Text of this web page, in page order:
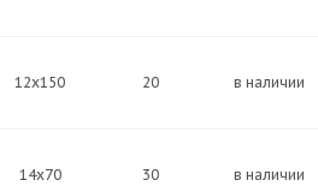
12х150 20 в наличии
14х70 30 в наличии